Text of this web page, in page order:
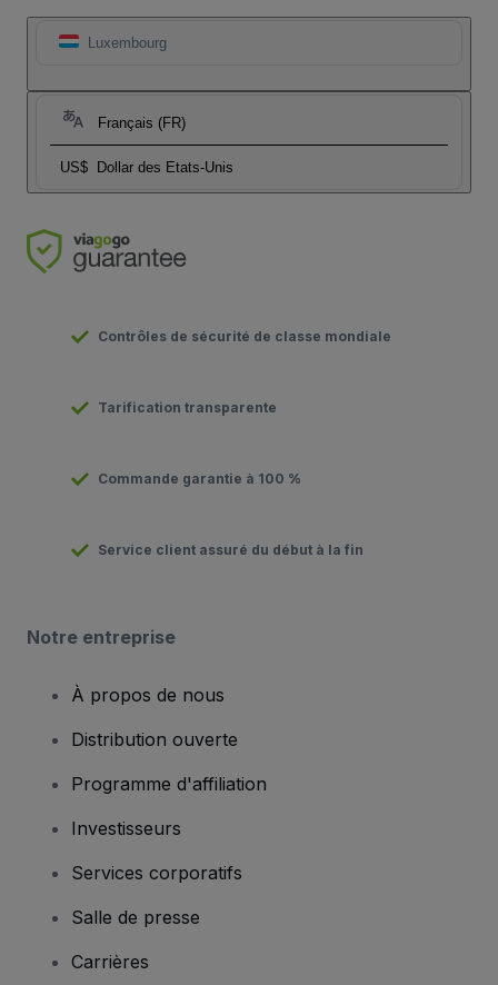
Luxembourg
Français (FR)
US$ Dollar des Etats-Unis
Contrôles de sécurité de classe mondiale
Tarification transparente
Commande garantie à 100 %
Service client assuré du début à la fin
Notre entreprise
À propos de nous
Distribution ouverte
Programme d'affiliation
Investisseurs
Services corporatifs
Salle de presse
Carrières